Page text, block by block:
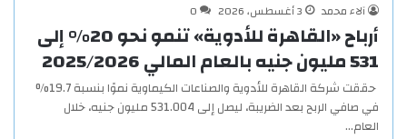
آلاء محمد
3 أغسطس، 2026 0
أرباح «القاهرة للأدوية» تنمو نحو 20% إلى
531 مليون جنيه بالعام المالي 2025/2026
حققت شركة القاهرة للأدوية والصناعات الكيماوية نموًا بنسبة 19.7%
في صافي الربح بعد الضريبة، ليصل إلى 531.004 مليون جنيه، خلال
العام…